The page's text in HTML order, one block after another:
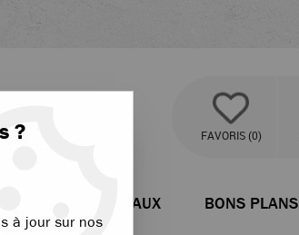
FAVORIS (0)
BATEAUX BONS PLANS
?
à jour sur nos